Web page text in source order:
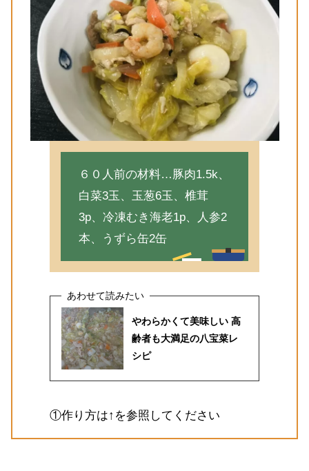
６０人前の材料…豚肉1.5k、
白菜3玉、玉葱6玉、椎茸
3p、冷凍むき海老1p、人参2
本、うずら缶2缶
やわらかくて美味しい 高
齢者も大満足の八宝菜レ
シピ
①作り方は↑を参照してください